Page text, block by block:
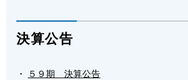
決算公告
・ ５９期 決算公告